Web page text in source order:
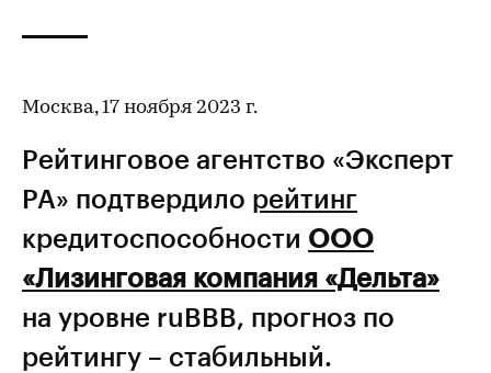
Москва, 17 ноября 2023 г.
Рейтинговое агентство «Эксперт
РА» подтвердило рейтинг
кредитоспособности ООО
«Лизинговая компания «Дельта»
на уровне ruBBB, прогноз по
рейтингу – стабильный.